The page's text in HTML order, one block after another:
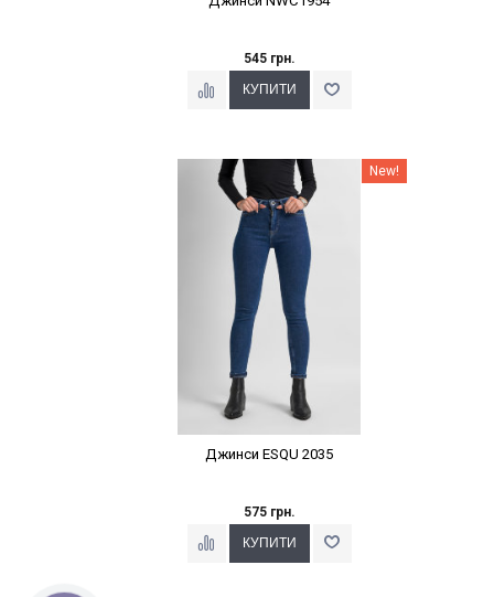
545 грн.
Наклейки Варіант з % New!
Джинси ESQU 2035
575 грн.